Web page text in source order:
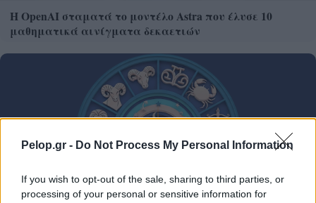
Pelop.gr - Do Not Process My Personal Information
If you wish to opt-out of the sale, sharing to third parties, or
processing of your personal or sensitive information for
Η OpenAI σταματά το μοντέλο Astra που έλυσε 10
μαθηματικά αινίγματα δεκαετιών